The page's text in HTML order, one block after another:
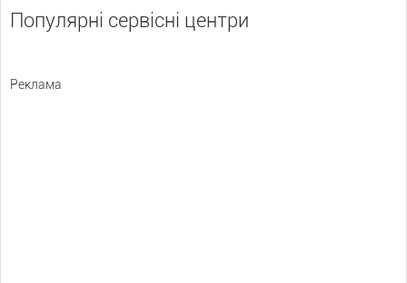
Популярні сервісні центри
Реклама